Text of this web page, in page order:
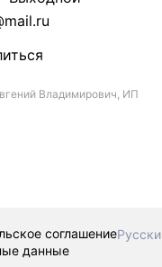
Владимирович, ИП
соглашение
данные